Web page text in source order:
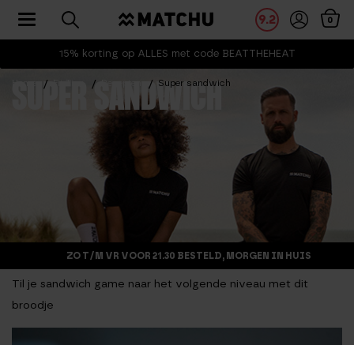
15% korting op ALLES met code BEATTHEHEAT
9.2 0
Toggle navigation
Super sandwich
SUPER SANDWICH
ZO T/M VR VOOR 21.30 BESTELD, MORGEN IN HUIS
Til je sandwich game naar het volgende niveau met dit
broodje